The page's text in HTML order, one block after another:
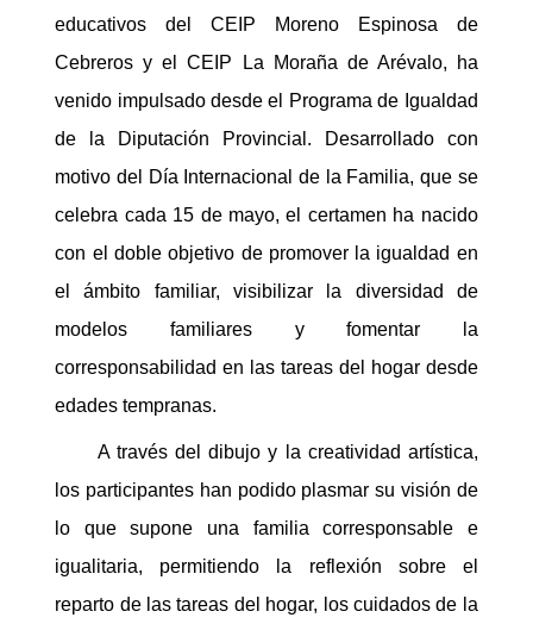
educativos del CEIP Moreno Espinosa de
Cebreros y el CEIP La Moraña de Arévalo, ha
venido impulsado desde el Programa de Igualdad
de la Diputación Provincial. Desarrollado con
motivo del Día Internacional de la Familia, que se
celebra cada 15 de mayo, el certamen ha nacido
con el doble objetivo de promover la igualdad en
el ámbito familiar, visibilizar la diversidad de
modelos familiares y fomentar la
corresponsabilidad en las tareas del hogar desde
edades tempranas.
A través del dibujo y la creatividad artística,
los participantes han podido plasmar su visión de
lo que supone una familia corresponsable e
igualitaria, permitiendo la reflexión sobre el
reparto de las tareas del hogar, los cuidados de la